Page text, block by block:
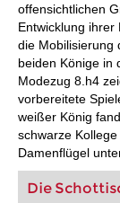
offensichtlichen
Entwicklung ihrer
die Mobilisierung
beiden Könige in
Modezug 8.h4
vorbereitete
weißer König
schwarze
Damenflügel
Die